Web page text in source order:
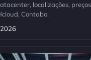
localizações,
Contabo.